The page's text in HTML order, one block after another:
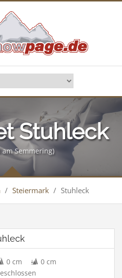
Stuhleck
am Semmering)
/ Steiermark / Stuhleck
0 cm
0 cm